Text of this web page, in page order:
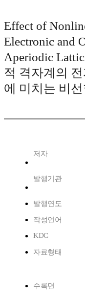
Effect of
Electronic and
Aperiodic
적 격자계의
에 미치는 비
저자
발행기관
발행연도
작성언어
KDC
자료형태
수록면